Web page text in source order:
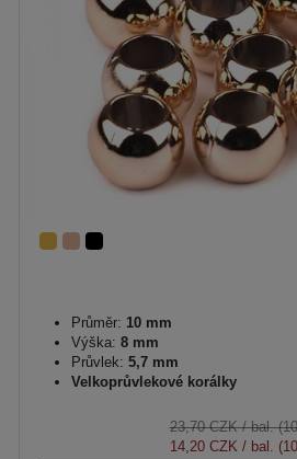
Průměr: 10 mm
Výška: 8 mm
Průvlek: 5,7 mm
Velkoprůvlekové korálky
23,70 CZK/ bal.
14,20 CZK / bal.